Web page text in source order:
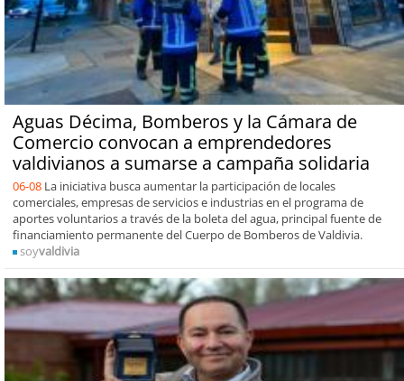
Aguas Décima, Bomberos y la Cámara de
Comercio convocan a emprendedores
valdivianos a sumarse a campaña solidaria
06-08 La iniciativa busca aumentar la participación de locales
comerciales, empresas de servicios e industrias en el programa de
aportes voluntarios a través de la boleta del agua, principal fuente de
financiamiento permanente del Cuerpo de Bomberos de Valdivia.
soyvaldivia